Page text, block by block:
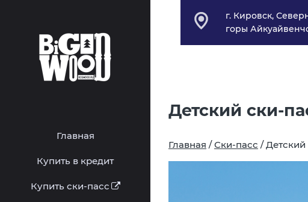
Главная
Купить в кредит
Купить ски-пасс
г. Кировск,
горы
Детский ски-
Главная /Ски-пасс / Детский